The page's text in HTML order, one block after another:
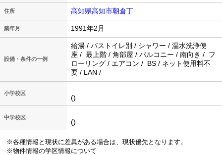
住所 高知県高知市朝倉丁
築年月 1991年2月
設備・条件の一例
給湯 / バストイレ別 / シャワー / 温水洗浄便
座 / 最上階 / 角部屋 / バルコニー / 南向き / フ
ローリング / エアコン / BS / ネット使用料不
要 / LAN /
小学校区
()
中学校区
()
※各種情報と現状に差異がある場合は、現状優先となります。
※物件情報の学区情報について